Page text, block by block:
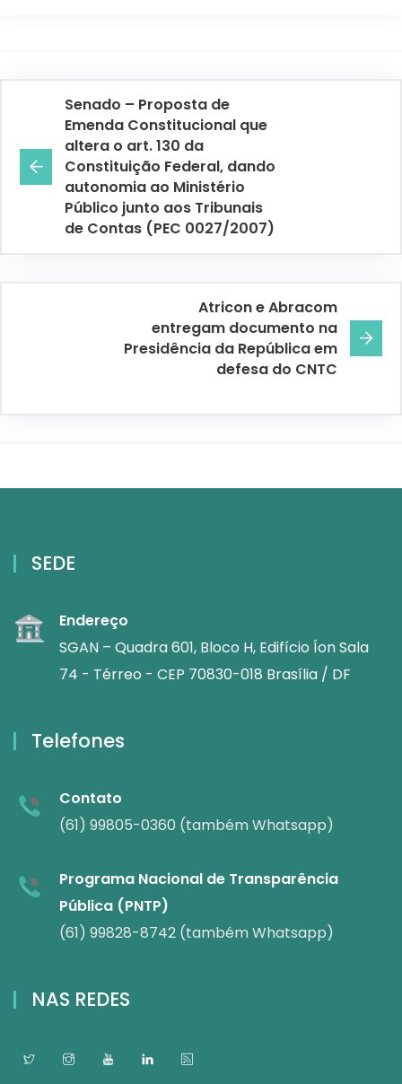
Senado – Proposta de
Emenda Constitucional que
altera o art. 130 da
Constituição Federal, dando
autonomia ao Ministério
Público junto aos Tribunais
de Contas (PEC 0027/2007)
Atricon e Abracom
entregam documento na
Presidência da República em
defesa do CNTC
SEDE
Endereço
SGAN – Quadra 601, Bloco H, Edifício Íon Sala
74 - Térreo - CEP 70830-018 Brasília / DF
Telefones
Contato
(61) 99805-0360 (também Whatsapp)
Programa Nacional de Transparência
Pública (PNTP)
(61) 99828-8742 (também Whatsapp)
NAS REDES